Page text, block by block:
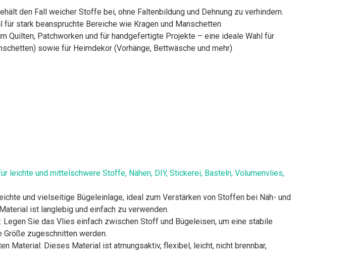
den Fall weicher Stoffe bei, ohne Faltenbildung und Dehnung zu verhindern.
stark beanspruchte Bereiche wie Kragen und Manschetten
Patchworken und für handgefertigte Projekte – eine ideale Wahl für
sowie für Heimdekor (Vorhänge, Bettwäsche und mehr)
und mittelschwere Stoffe, Nähen, DIY, Stickerei, Basteln, Volumenvlies,
und vielseitige Bügeleinlage, ideal zum Verstärken von Stoffen bei Näh- und
ist langlebig und einfach zu verwenden.
Sie das Vlies einfach zwischen Stoff und Bügeleisen, um eine stabile
zugeschnitten werden.
Material: Dieses Material ist atmungsaktiv, flexibel, leicht, nicht brennbar,